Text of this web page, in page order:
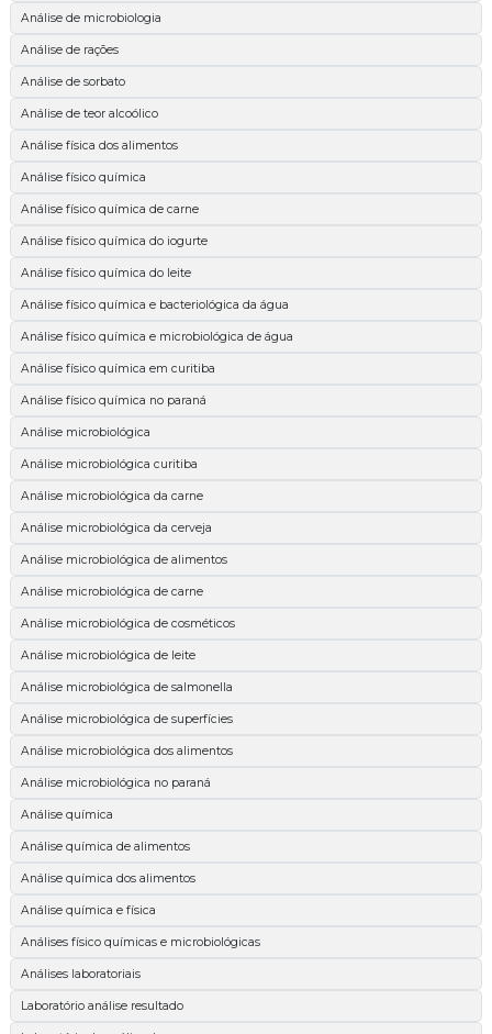
Análise de microbiologia
Análise de rações
Análise de sorbato
Análise de teor alcoólico
Análise física dos alimentos
Análise físico química
Análise físico química de carne
Análise físico química do iogurte
Análise físico química do leite
Análise físico química e bacteriológica da água
Análise físico química e microbiológica de água
Análise físico química em curitiba
Análise físico química no paraná
Análise microbiológica
Análise microbiológica curitiba
Análise microbiológica da carne
Análise microbiológica da cerveja
Análise microbiológica de alimentos
Análise microbiológica de carne
Análise microbiológica de cosméticos
Análise microbiológica de leite
Análise microbiológica de salmonella
Análise microbiológica de superfícies
Análise microbiológica dos alimentos
Análise microbiológica no paraná
Análise química
Análise química de alimentos
Análise química dos alimentos
Análise química e física
Análises físico químicas e microbiológicas
Análises laboratoriais
Laboratório análise resultado